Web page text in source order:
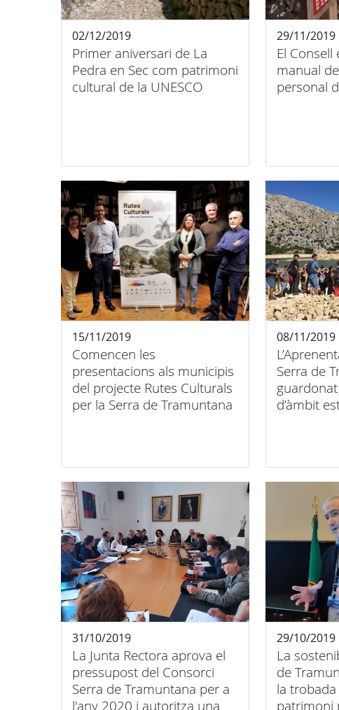
Primer aniversari de La
Pedra en Sec com patrimoni
cultural de la UNESCO
02/12/2019
El
manual
personal
29/11/2019
Comencen les
presentacions als municipis
del projecte Rutes Culturals
per la Serra de Tramuntana
15/11/2019
Serra de
d’àmbit
08/11/2019
La Junta Rectora aprova el
pressupost del Consorci
Serra de Tramuntana per a
l'any 2020 i autoritza una
31/10/2019
La
de
la
patrimoni
29/10/2019